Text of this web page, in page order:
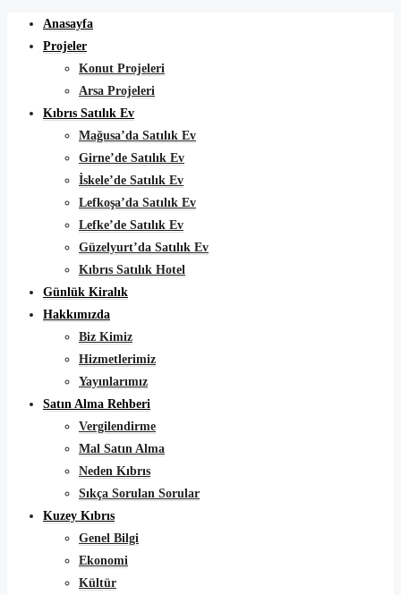
Anasayfa
Projeler
Konut Projeleri
Arsa Projeleri
Kıbrıs Satılık Ev
Mağusa’da Satılık Ev
Girne’de Satılık Ev
İskele’de Satılık Ev
Lefkoşa’da Satılık Ev
Lefke’de Satılık Ev
Güzelyurt’da Satılık Ev
Kıbrıs Satılık Hotel
Günlük Kiralık
Hakkımızda
Biz Kimiz
Hizmetlerimiz
Yayınlarımız
Satın Alma Rehberi
Vergilendirme
Mal Satın Alma
Neden Kıbrıs
Sıkça Sorulan Sorular
Kuzey Kıbrıs
Genel Bilgi
Ekonomi
Kültür